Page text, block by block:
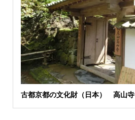
古都京都の文化財（日本） 高山寺